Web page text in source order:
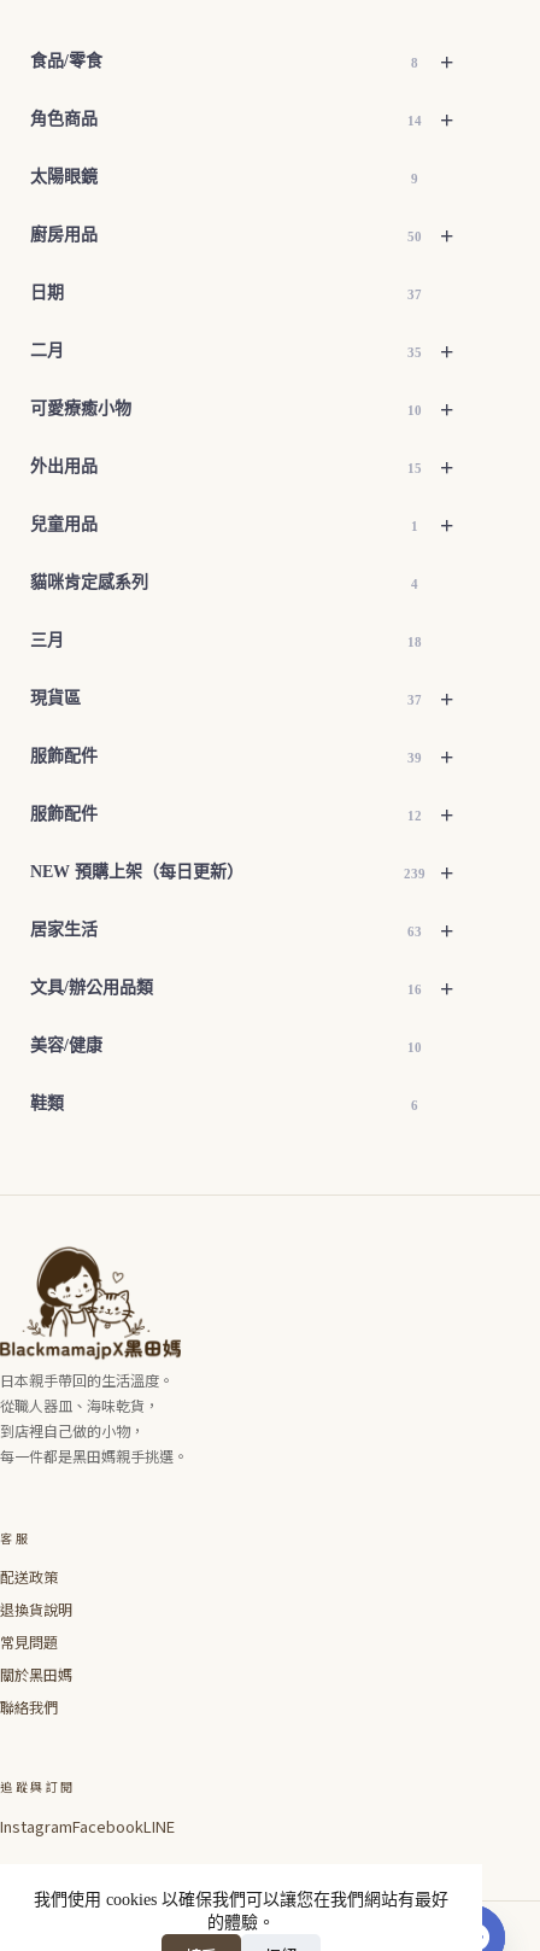
我們使用 cookies 以確保我們可以讓您在我們網站有最好
的體驗。
+
食品/零食 8
+
角色商品 14
太陽眼鏡 9
+
廚房用品 50
日期 37
+
二月 35
+
可愛療癒小物 10
+
外出用品 15
+
兒童用品 1
貓咪肯定感系列 4
三月 18
+
現貨區 37
+
服飾配件 39
+
服飾配件 12
+
NEW 預購上架（每日更新） 239
+
居家生活 63
+
文具/辦公用品類 16
美容/健康 10
鞋類 6
日本親手帶回的生活溫度。
從職人器皿、海味乾貨，
到店裡自己做的小物，
每一件都是黑田媽親手挑選。
客服
配送政策
退換貨說明
常見問題
關於黑田媽
聯絡我們
追蹤與訂閱
InstagramFacebookLINE
© 2026 Blackmamajp ✕ 黑